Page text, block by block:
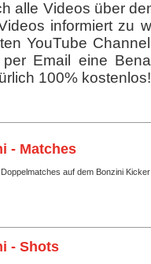
alle Videos über
informiert zu
YouTube
Email eine
100% kostenlos!
- Matches
auf dem Bonzini Kicker
- Shots